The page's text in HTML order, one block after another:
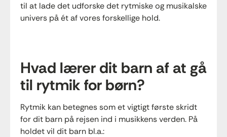
til at lade det udforske det rytmiske og musikalske
univers på ét af vores forskellige hold.
Hvad lærer dit barn af at gå
til rytmik for børn?
Rytmik kan betegnes som et vigtigt første skridt
for dit barn på rejsen ind i musikkens verden. På
holdet vil dit barn bl.a.: